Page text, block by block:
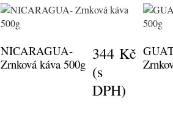
NICARAGUA-
Zrnková káva 500g
344 Kč
(s
DPH)